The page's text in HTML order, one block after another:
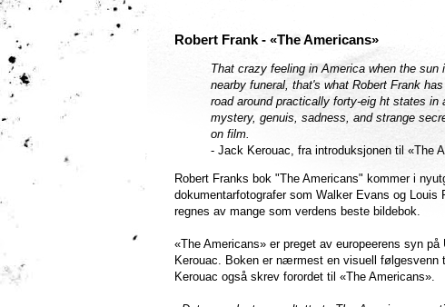
Robert Frank - «The Americans»
That crazy feeling in America when the
nearby funeral, that's what Robert Frank
road around practically forty-eig ht states in
mystery, genuis, sadness, and strange
on film.
- Jack Kerouac, fra introduksjonen til «The
Robert Franks bok "The Americans" kommer i
dokumentarfotografer som Walker Evans og
regnes av mange som verdens beste bildebok.
«The Americans» er preget av europeerens syn
Kerouac. Boken er nærmest en visuell følgesvenn
Kerouac også skrev forordet til «The Americans».